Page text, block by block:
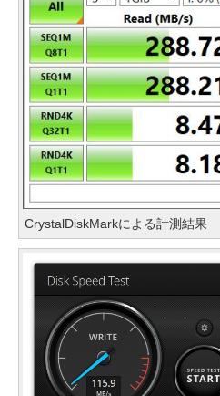
CrystalDiskMarkによる計測結果